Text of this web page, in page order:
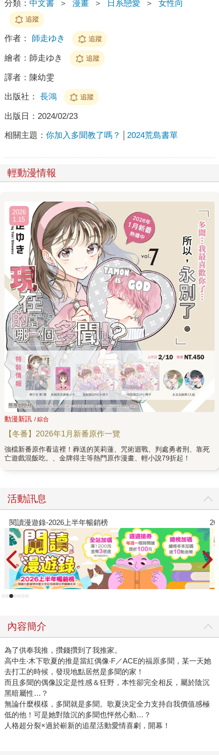
分類： 中文書 ＞ 漫畫 ＞ 日系戀愛 ＞ 女性向
追蹤
作者： 師走ゆき 追蹤
繪者： 師走ゆき 追蹤
譯者： 陳幼雯
出版社： 長鴻 追蹤
出版日： 2024/02/23
相關主題： 你加入多聞教了嗎？ 2024荒島書單
輕動漫情報
2026
1.15
動漫新訊 / 綜合
【冬番】2026年1月新番原作一覽
強檔新番原作看這裡！葬送的芙莉蓮、咒術迴戰、判處勇者刑、靠死
亡遊戲混飯吃。、金牌得主等熱門原作漫畫、輕小說79折起！
活動訊息
閱讀漫遊錄-2026上半年暢銷榜
內容簡介
為了供奉我推，攢錢攢到了我推家。
高中生‧木下歌夏的推是當紅偶像‧F／ACE的福原多聞，某一天她
去打工的時候，發現地點居然是多聞的家！
而且多聞的偶像設定是性感＆狂野，本性卻完全相反，屬於陰沉
黑暗屬性…？
無論什麼模樣，多聞就是多聞。歌夏決定全力支持自我價值感極
低的他！可是她對陰沉的多聞也怦然心動…？
人格超分裂×過於嶄新的追星活動愛情喜劇，開幕！